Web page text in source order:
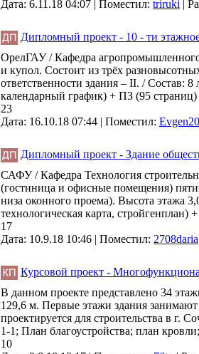
Дата: 6.11.18 04:07 | Поместил: triruki |
Дипломный проект - 10 - ти
ОрелГАУ / Кафедра агропромышленного
и купол. Состоит из трёх
ответственности здания – II. / Состав:
календарный график) + ПЗ (95 страниц)
23
Дата: 16.10.18 07:44 | Поместил:
Дипломный проект - Здание
САФУ / Кафедра Технология
(гостиница и офисные помещения)
низа оконного проема). Высота этажа
технологическая карта, стройгенплан)
17
Дата: 10.9.18 10:46 | Поместил: 2708daria
Курсовой проект -
В данном проекте представлено 34
129,6 м. Первые этажи здания
проектируется для строительства в г.
1-1; План благоустройства; план
10